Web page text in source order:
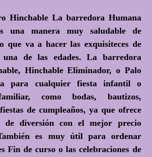
Hinchable La barredora Humana
una manera muy saludable de
que va a hacer las exquisiteces de
de las edades. La barredora
Hinchable Eliminador, o Palo
para cualquier fiesta infantil o
como bodas, bautizos,
de cumpleaños, ya que ofrece
de diversión con el mejor precio
es muy útil para ordenar
Fin de curso o las celebraciones de